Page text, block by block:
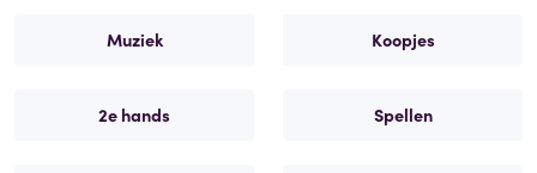
Muziek Koopjes
2e hands Spellen